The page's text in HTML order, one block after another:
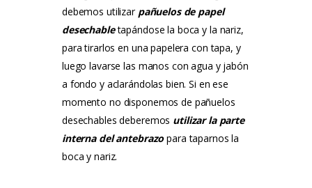
debemos utilizarpañuelos de papel
desechable tapándose la boca y la nariz,
para tirarlos en una papelera con tapa, y
luego lavarse las manos con agua y jabón
a fondo y aclarándolas bien.Si en ese
momento no disponemos de pañuelos
desechables deberemos utilizar la parte
interna del antebrazopara taparnos la
boca y nariz.